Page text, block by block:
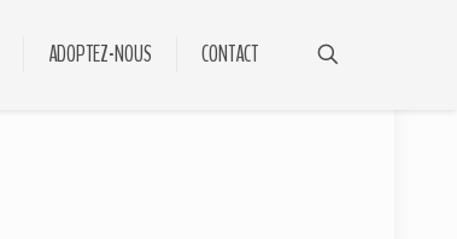
ADOPTEZ-NOUS CONTACT